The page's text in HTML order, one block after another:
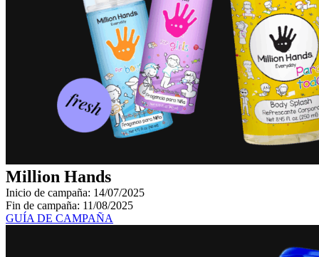
Million Hands
Inicio de campaña: 14/07/2025
Fin de campaña: 11/08/2025
GUÍA DE CAMPAÑA